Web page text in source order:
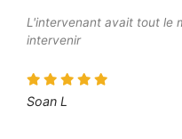
L'intervenant avait tout le
intervenir
Soan L